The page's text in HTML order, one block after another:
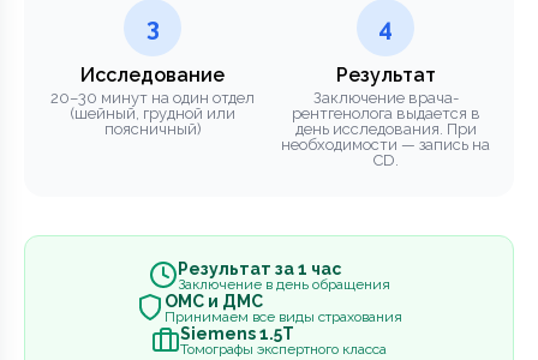
3
Исследование
20–30 минут на один отдел
(шейный, грудной или
поясничный)
4
Результат
Заключение врача-
рентгенолога выдается в
день исследования. При
необходимости — запись на
CD.
Результат за 1 час
Заключение в день обращения
ОМС и ДМС
Принимаем все виды страхования
Siemens 1.5Т
Томографы экспертного класса